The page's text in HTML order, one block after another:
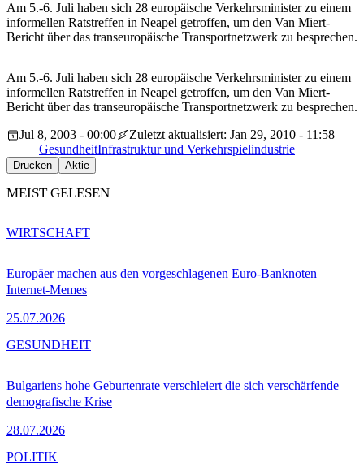
Am 5.-6. Juli haben sich 28 europäische Verkehrsminister zu einem
informellen Ratstreffen in Neapel getroffen, um den Van Miert-
Bericht über das transeuropäische Transportnetzwerk zu besprechen.
Am 5.-6. Juli haben sich 28 europäische Verkehrsminister zu einem
informellen Ratstreffen in Neapel getroffen, um den Van Miert-
Bericht über das transeuropäische Transportnetzwerk zu besprechen.
Jul 8, 2003 - 00:00
Zuletzt aktualisiert: Jan 29, 2010 - 11:58
GesundheitInfrastruktur und Verkehrspielindustrie
Drucken Aktie
MEIST GELESEN
Europäer machen aus den vorgeschlagenen Euro-Banknoten
Internet-Memes
25.07.2026
WIRTSCHAFT
Bulgariens hohe Geburtenrate verschleiert die sich verschärfende
demografische Krise
28.07.2026
GESUNDHEIT
POLITIK